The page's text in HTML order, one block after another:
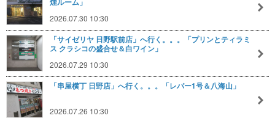
煙ルーム」
2026.07.30 10:30
「サイゼリヤ 日野駅前店」へ行く。。。「プリンとティラミ
ス クラシコの盛合せ＆白ワイン」
2026.07.29 10:30
「串屋横丁 日野店」へ行く。。。「レバー1号＆八海山」
2026.07.26 10:30